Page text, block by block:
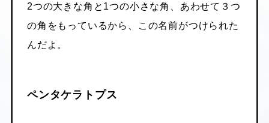
2つの大きな角と1つの小さな角、あわせて３つ
の角をもっているから、この名前がつけられた
んだよ。
ペンタケラトプス